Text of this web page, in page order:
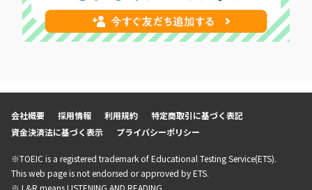
会社概要 採用情報 利用規約
特定商取引に基づく表記
資金決済法に基づく表示
プライバシーポリシー
※TOEIC is a registered trademark of Educational Testing Service(ETS).
This web page is not endorsed or approved by ETS.
※ L&R means LISTENING AND READING.